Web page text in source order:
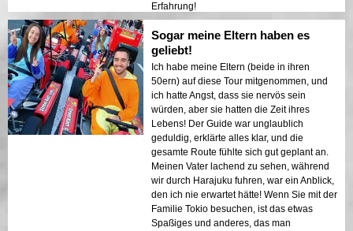
Erfahrung!
Sogar meine Eltern haben es
geliebt!
Ich habe meine Eltern (beide in ihren
50ern) auf diese Tour mitgenommen, und
ich hatte Angst, dass sie nervös sein
würden, aber sie hatten die Zeit ihres
Lebens! Der Guide war unglaublich
geduldig, erklärte alles klar, und die
gesamte Route fühlte sich gut geplant an.
Meinen Vater lachend zu sehen, während
wir durch Harajuku fuhren, war ein Anblick,
den ich nie erwartet hätte! Wenn Sie mit der
Familie Tokio besuchen, ist das etwas
Spaßiges und anderes, das man